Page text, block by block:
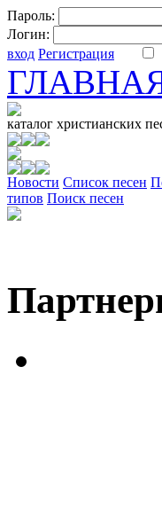
Пароль:
Логин:
вход Регистрация
каталог христианских
Новости Cписок песен
типов Поиск песен